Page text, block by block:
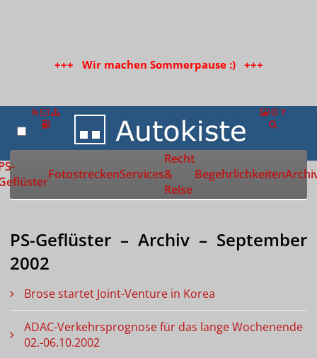
+++ Wir machen Sommerpause :) +++
Zur Startseite
FotostreckenServices
Recht
&
Reise
Begehrlichkeiten
PS-Geflüster – Archiv – September
2002
Brose startet Joint-Venture in Korea
ADAC-Verkehrsprognose für das lange Wochenende
02.-06.10.2002